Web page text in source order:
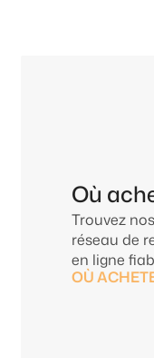
Trouvez
réseau de
en ligne
Où
OÙ